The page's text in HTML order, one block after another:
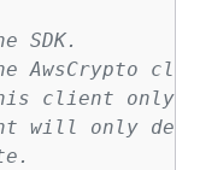
SDK.
client only
only